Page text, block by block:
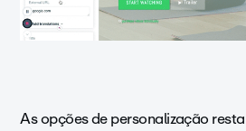
As opções de personalização